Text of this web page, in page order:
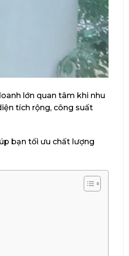
lớn quan tâm khi nhu
tích rộng, công suất
bạn tối ưu chất lượng